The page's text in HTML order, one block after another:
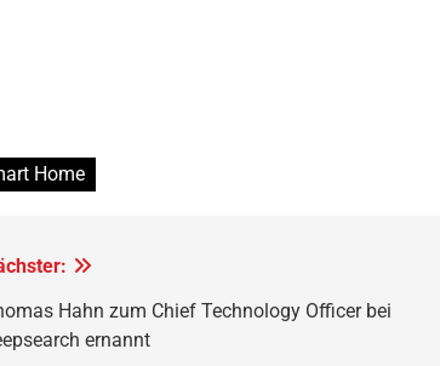
Home
Hahn zum Chief Technology Officer bei
ernannt